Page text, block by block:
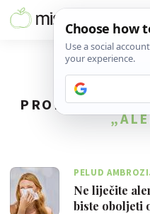
PRONAĐENO82
PELUD
ALERGEN
Ne liječite
biste oboljeti